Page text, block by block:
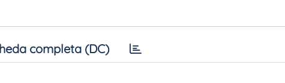
completa (DC)